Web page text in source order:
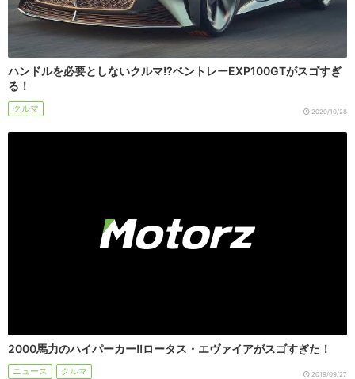
ハンドルを必要としないクルマ!?ベントレーEXP100GTがスゴすぎ
る！
クルマ 2020/10/28
2000馬力のハイパーカー!!ロータス・エヴァイアがスゴすぎた！
ニュース クルマ 2019/09/27